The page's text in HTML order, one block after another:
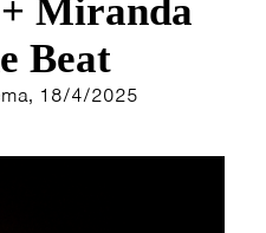
Miranda
Beat
18/4/2025